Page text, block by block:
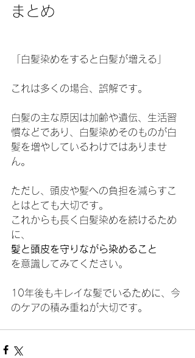
まとめ
「白髪染めをすると白髪が増える」
これは多くの場合、誤解です。
白髪の主な原因は加齢や遺伝、生活習
慣などであり、白髪染めそのものが白
髪を増やしているわけではありませ
ん。
ただし、頭皮や髪への負担を減らすこ
とはとても大切です。
これからも長く白髪染めを続けるため
に、
髪と頭皮を守りながら染めること
を意識してみてください。
10年後もキレイな髪でいるために、今
のケアの積み重ねが大切です。